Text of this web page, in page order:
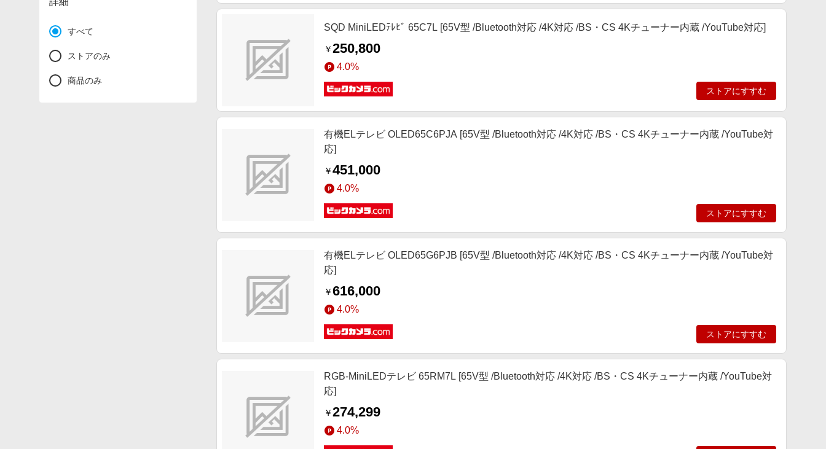
すべて
ストアのみ
商品のみ
SQD MiniLEDﾃﾚﾋﾞ 65C7L [65V型 /Bluetooth対応 /4K対応 /BS・CS 4Kチューナー内蔵 /YouTube対応]
￥250,800
4.0%
ストアにすすむ
有機ELテレビ OLED65C6PJA [65V型 /Bluetooth対応 /4K対応 /BS・CS 4Kチューナー内蔵 /YouTube対
応]
￥451,000
4.0%
ストアにすすむ
有機ELテレビ OLED65G6PJB [65V型 /Bluetooth対応 /4K対応 /BS・CS 4Kチューナー内蔵 /YouTube対
応]
￥616,000
4.0%
ストアにすすむ
RGB-MiniLEDテレビ 65RM7L [65V型 /Bluetooth対応 /4K対応 /BS・CS 4Kチューナー内蔵 /YouTube対
応]
￥274,299
4.0%